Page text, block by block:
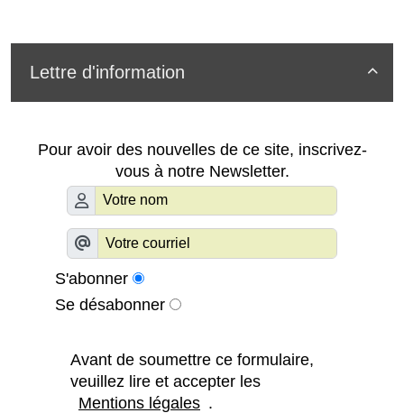

Lettre d'information
Pour avoir des nouvelles de ce site, inscrivez-
vous à notre Newsletter.
S'abonner
Se désabonner
Avant de soumettre ce formulaire,
veuillez lire et accepter les
Mentions légales .